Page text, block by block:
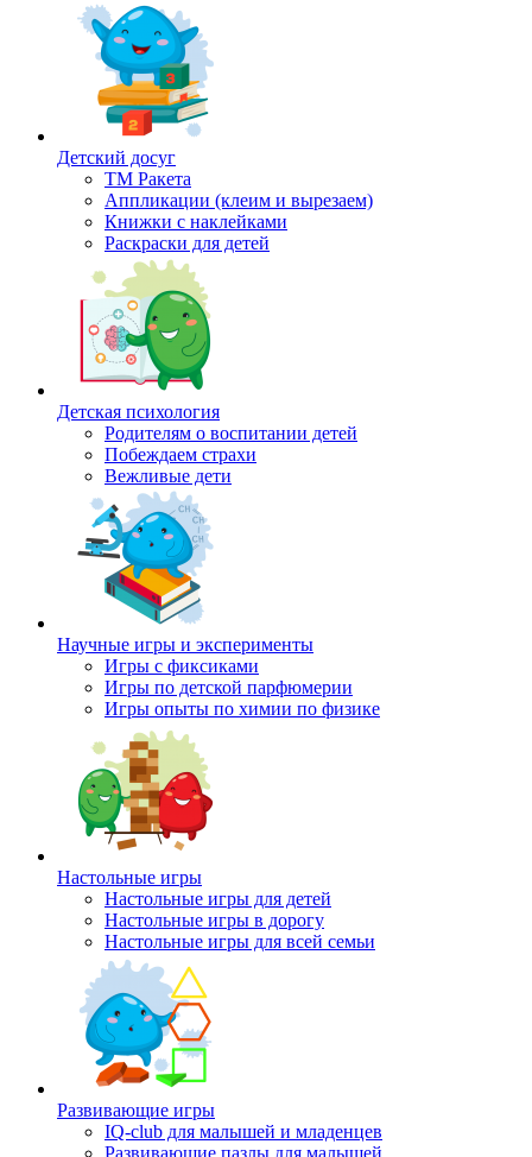
Детский досуг
ТМ Ракета
Аппликации (клеим и вырезаем)
Книжки с наклейками
Раскраски для детей
Детская психология
Родителям о воспитании детей
Побеждаем страхи
Вежливые дети
Научные игры и эксперименты
Игры с фиксиками
Игры по детской парфюмерии
Игры опыты по химии по физике
Настольные игры
Настольные игры для детей
Настольные игры в дорогу
Настольные игры для всей семьи
Развивающие игры
IQ-club для малышей и младенцев
Развивающие пазлы для малышей